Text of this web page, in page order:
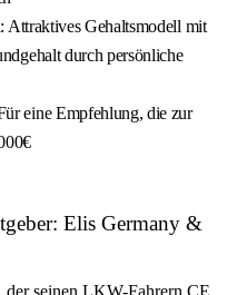
Attraktives Gehaltsmodell mit
durch persönliche
eine Empfehlung, die zur
Elis Germany &
der seinen LKW-Fahrern CE